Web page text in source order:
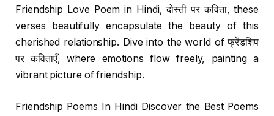
Friendship Love Poem in Hindi, दोस्ती पर कविता, these
verses beautifully encapsulate the beauty of this
cherished relationship. Dive into the world of फ्रेंडशिप
पर कविताएँ, where emotions flow freely, painting a
vibrant picture of friendship.
Friendship Poems In Hindi Discover the Best Poems